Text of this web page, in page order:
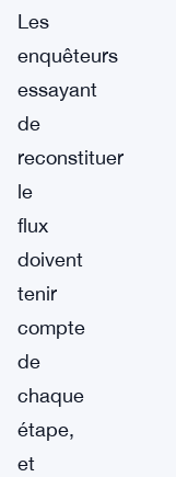
Les
enquêteurs
essayant
de
reconstituer
le
flux
doivent
tenir
compte
de
chaque
étape,
et